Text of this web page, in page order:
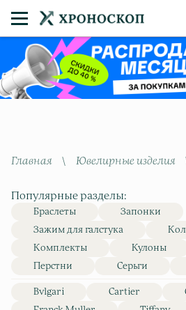
Главная \ Ювелирные изделия
Популярные разделы:
Браслеты
Запонки
Зажим для галстука
Комплекты
Кулоны
Перстни
Серьги
Bvlgari Cartier